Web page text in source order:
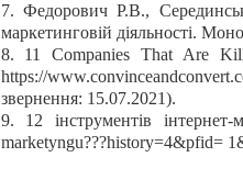
7. Федорович Р.В.,
маркетинговій діяльності.
8. 11 Companies That Are
https://
звернення: 15.07.2021).
9. 12 інструментів
marketyngu???history=4&pfid=